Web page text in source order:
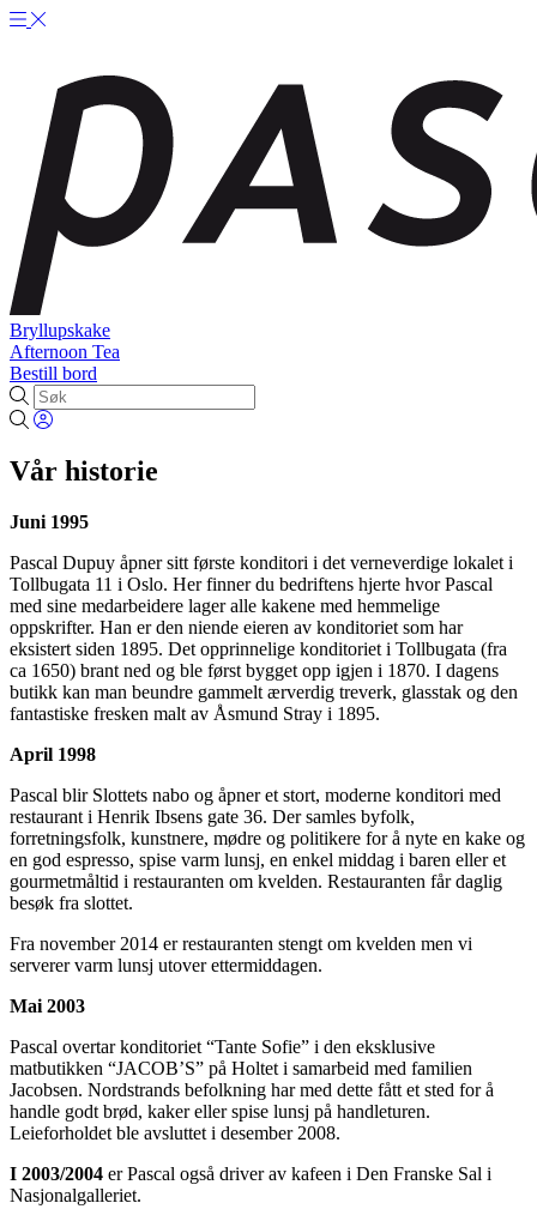
Bryllupskake
Afternoon Tea
Bestill bord
Vår historie
Juni 1995
Pascal Dupuy åpner sitt første konditori i det verneverdige lokalet i
Tollbugata 11 i Oslo. Her finner du bedriftens hjerte hvor Pascal
med sine medarbeidere lager alle kakene med hemmelige
oppskrifter. Han er den niende eieren av konditoriet som har
eksistert siden 1895. Det opprinnelige konditoriet i Tollbugata (fra
ca 1650) brant ned og ble først bygget opp igjen i 1870. I dagens
butikk kan man beundre gammelt ærverdig treverk, glasstak og den
fantastiske fresken malt av Åsmund Stray i 1895.
April 1998
Pascal blir Slottets nabo og åpner et stort, moderne konditori med
restaurant i Henrik Ibsens gate 36. Der samles byfolk,
forretningsfolk, kunstnere, mødre og politikere for å nyte en kake og
en god espresso, spise varm lunsj, en enkel middag i baren eller et
gourmetmåltid i restauranten om kvelden. Restauranten får daglig
besøk fra slottet.
Fra november 2014 er restauranten stengt om kvelden men vi
serverer varm lunsj utover ettermiddagen.
Mai 2003
Pascal overtar konditoriet “Tante Sofie” i den eksklusive
matbutikken “JACOB’S” på Holtet i samarbeid med familien
Jacobsen. Nordstrands befolkning har med dette fått et sted for å
handle godt brød, kaker eller spise lunsj på handleturen.
Leieforholdet ble avsluttet i desember 2008.
I 2003/2004 er Pascal også driver av kafeen i Den Franske Sal i
Nasjonalgalleriet.